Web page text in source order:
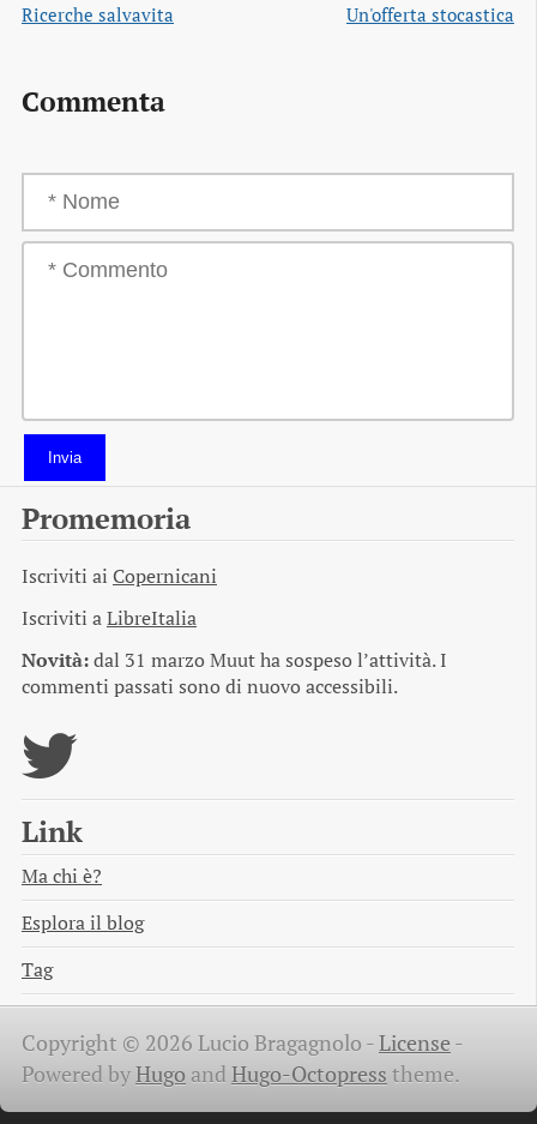
Ricerche salvavita
Un'offerta stocastica
Commenta
Invia
Promemoria
Iscriviti ai Copernicani
Iscriviti aLibreItalia
Novità:dal 31 marzo Muut ha sospeso l’attività. I
commenti passati sono di nuovo accessibili.
Link
Ma chi è?
Esplora il blog
Tag
Copyright © 2026 Lucio Bragagnolo -License -
Powered byHugo and Hugo-Octopress theme.